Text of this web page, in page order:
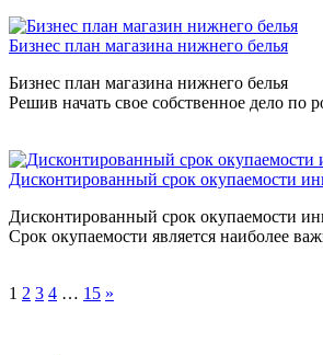
Бизнес план магазина нижнего белья
Бизнес план магазина нижнего белья
Решив начать свое собственное дело по
Дисконтированный срок окупаемости
Дисконтированный срок окупаемости
Срок окупаемости является наиболее
1 2 3 4 … 15 »